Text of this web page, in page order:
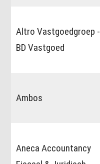
Altro Vastgoedgroep -
BD Vastgoed
Ambos
Aneca Accountancy